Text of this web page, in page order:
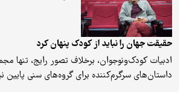
از کودک پنهان کرد
برخلاف تصور رایج، تنها مجموعه‌ای از
برای گروه‌های سنی پایین نیست؛ این حوزه